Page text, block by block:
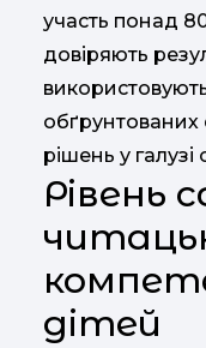
участь понад
довіряють
обґрунтованих
рішень у галузі
Рівень
дітей